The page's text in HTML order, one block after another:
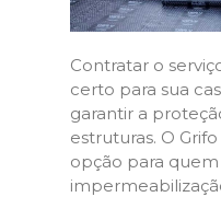
Contratar o
certo para sua
garantir a
estruturas. O
opção para